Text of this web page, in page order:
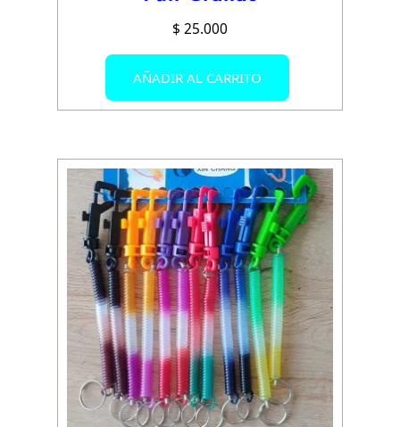
$ 25.000
AÑADIR AL CARRITO